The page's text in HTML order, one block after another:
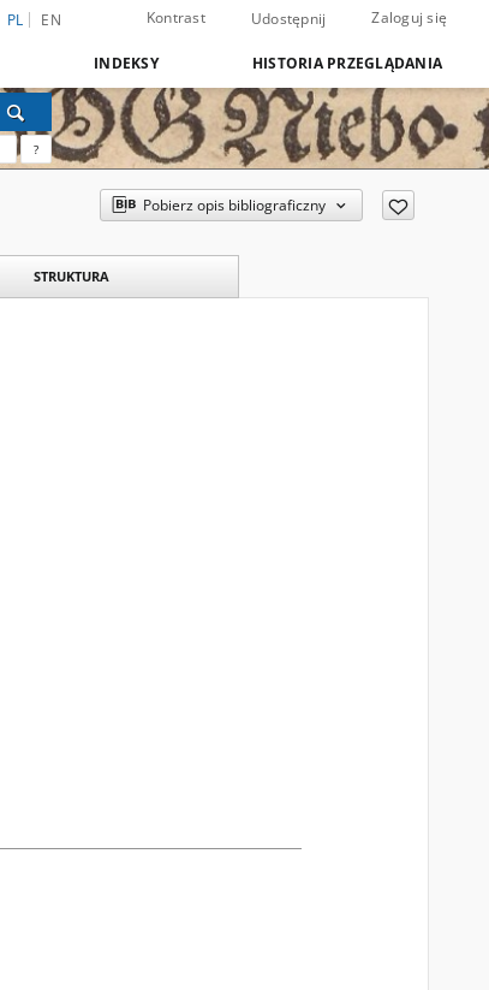
PL EN Kontrast Udostępnij Zaloguj się
INDEKSY HISTORIA PRZEGLĄDANIA
?
Pobierz opis bibliograficzny
STRUKTURA